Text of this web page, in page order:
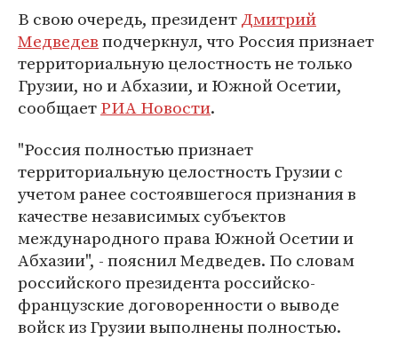
В свою очередь, президентДмитрий
Медведевподчеркнул, что Россия признает
территориальную целостность не только
Грузии, но и Абхазии, и Южной Осетии,
сообщаетРИА Новости.
"Россия полностью признает
территориальную целостность Грузии с
учетом ранее состоявшегося признания в
качестве независимых субъектов
международного права Южной Осетии и
Абхазии", - пояснил Медведев. По словам
российского президента российско-
французские договоренности о выводе
войск из Грузии выполнены полностью.